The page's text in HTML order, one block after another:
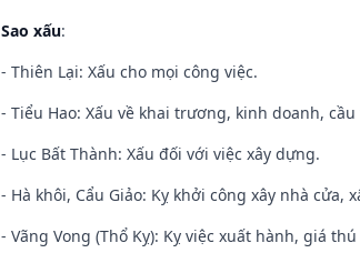
Sao xấu:
- Thiên Lại: Xấu cho mọi công việc.
- Tiểu Hao: Xấu về khai trương, kinh doanh, cầu
- Lục Bất Thành: Xấu đối với việc xây dựng.
- Hà khôi, Cẩu Giảo: Kỵ khởi công xây nhà cửa,
- Vãng Vong (Thổ Kỵ): Kỵ việc xuất hành, giá